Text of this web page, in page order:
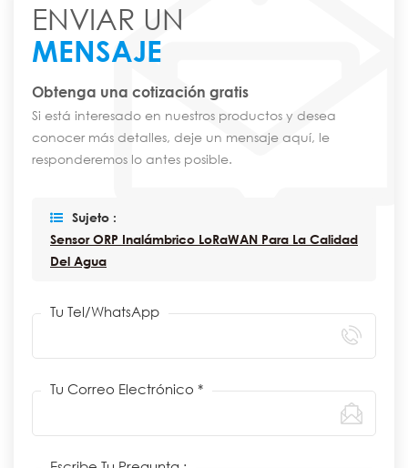
ENVIAR UN
MENSAJE
Obtenga una cotización gratis
Si está interesado en nuestros productos y desea
conocer más detalles, deje un mensaje aquí, le
responderemos lo antes posible.
Sujeto :
Sensor ORP Inalámbrico LoRaWAN Para La Calidad
Del Agua
Tu Tel/WhatsApp
Tu Correo Electrónico *